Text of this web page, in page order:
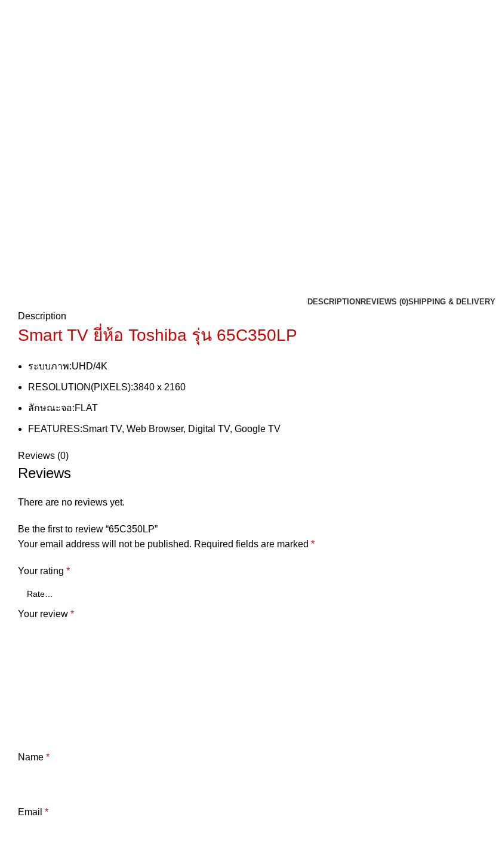
DESCRIPTIONREVIEWS (0)SHIPPING & DELIVERY
Description
Smart TV ยี่ห้อ Toshiba รุ่น 65C350LP
ระบบภาพ:UHD/4K
RESOLUTION(PIXELS):3840 x 2160
ลักษณะจอ:FLAT
FEATURES:Smart TV, Web Browser, Digital TV, Google TV
Reviews (0)
Reviews
There are no reviews yet.
Be the first to review “65C350LP”
Your email address will not be published. Required fields are marked *
Your rating *
Your review *
Name *
Email *